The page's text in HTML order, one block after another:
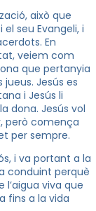
això que
seu Evangeli, i
En
veiem com
que pertanyia
Jesús es
i Jesús li
dona. Jesús vol
però comença
per sempre.
i va portant a la
conduint perquè
l’aigua viva que
fins a la vida